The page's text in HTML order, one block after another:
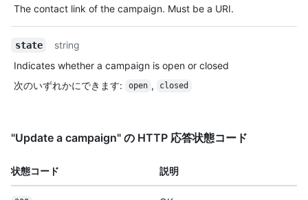
The contact link of the campaign. Must be a URI.
state
string
Indicates whether a campaign is open or closed
次のいずれかにできます: open , closed
"Update a campaign" の HTTP 応答状態コード
状態コード 説明